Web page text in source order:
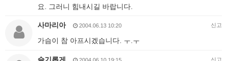
요. 그러니 힘내시길 바랍니다.
사마리아 2004.06.13 10:20 신고
가슴이 참 아프시겠습니다. ㅜ.ㅜ
신고